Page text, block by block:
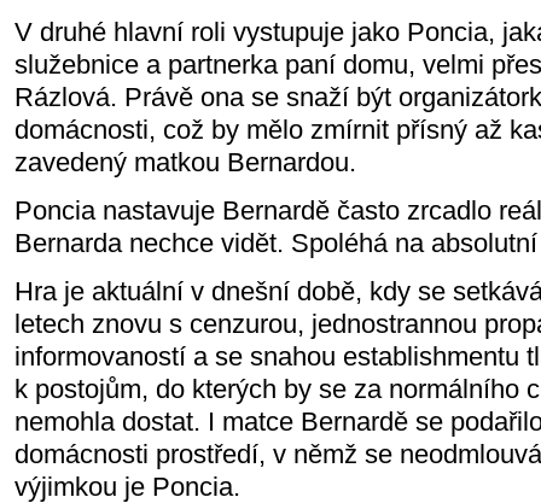
V druhé hlavní roli vystupuje jako Poncia,
služebnice a partnerka paní domu, velmi
Rázlová. Právě ona se snaží být
domácnosti, což by mělo zmírnit přísný až
zavedený matkou Bernardou.
Poncia nastavuje Bernardě často zrcadlo
Bernarda nechce vidět. Spoléhá na
Hra je aktuální v dnešní době, kdy se
letech znovu s cenzurou, jednostrannou
informovaností a se snahou establishmentu
k postojům, do kterých by se za normálního
nemohla dostat. I matce Bernardě se
domácnosti prostředí, v němž se
výjimkou je Poncia.